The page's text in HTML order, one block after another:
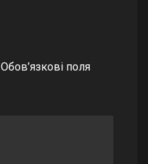
Обов’язкові поля